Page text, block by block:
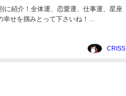
に紹介！全体運、恋愛運、仕事運、星座
せを掴みとって下さいね！...
CRISS